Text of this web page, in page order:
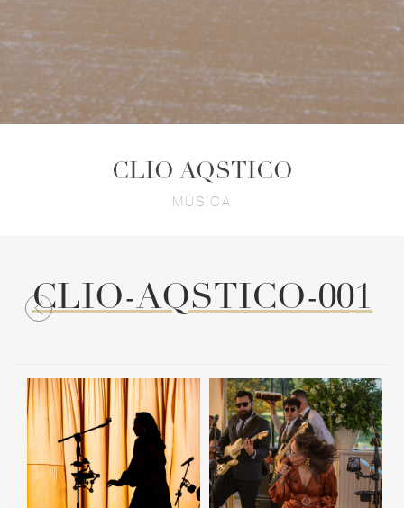
CLIO AQSTICO
MÚSICA
CLIO-AQSTICO-001